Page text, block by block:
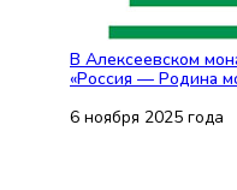
В Алексеевском
«Россия — Родина
6 ноября 2025 года